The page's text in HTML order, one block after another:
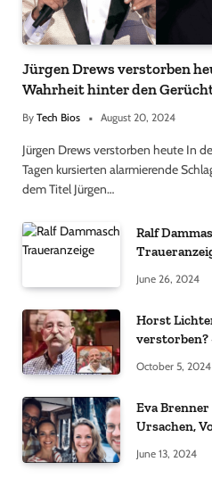
Jürgen Drews verstorben
Wahrheit hinter den
By Tech Bios August 20, 2024
Jürgen Drews verstorben heute In
Tagen kursierten alarmierende
dem Titel Jürgen…
Ralf
June 26, 2024
Horst
verstorben?
Gerüchten
October 5, 2024
Eva Brenner
Ursachen,
June 13, 2024